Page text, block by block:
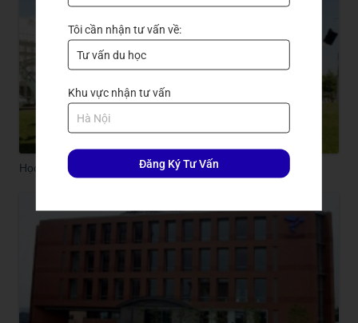
Học Bổng Của Trường Đại Học Ajou
Tôi cần nhận tư vấn về:
Khu vực nhận tư vấn
Đăng Ký Tư Vấn